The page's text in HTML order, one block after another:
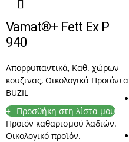
Vamat®+ Fett Ex P
940
Απορρυπαντικά, Καθ. χώρων
κουζινας, Οικολογικά Προϊόντα
BUZIL
Προσθήκη στη λίστα μου
Προϊόν καθαρισμού λαδιών.
Οικολογικό προϊόν.